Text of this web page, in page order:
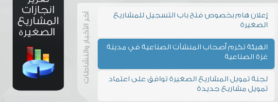
الصغيرة
إعلان هام بخصوص فتح باب التسجيل للمشاريع
الصغيرة
الهيئة تكرم أصحاب المنشآت الصناعية في مدينة
غزة الصناعية
لجنة تمويل المشاريع الصغيرة توافق على اعتماد
تمويل مشاريع جديدة